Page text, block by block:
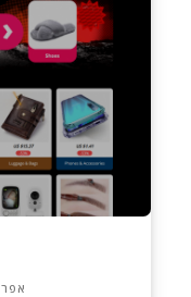
אפריל